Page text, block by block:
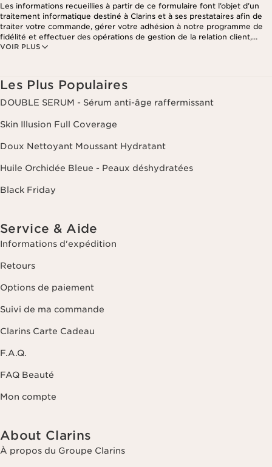
VOIR PLUS
Les informations recueillies à partir de ce formulaire font l’objet d’un
traitement informatique destiné à Clarins et à ses prestataires afin de
traiter votre commande, gérer votre adhésion à notre programme de
fidélité et effectuer des opérations de gestion de la relation client,
notamment pour vous adresser des offres personnalisées en fonction
Les Plus Populaires
DOUBLE SERUM - Sérum anti-âge raffermissant
Skin Illusion Full Coverage
Doux Nettoyant Moussant Hydratant
Huile Orchidée Bleue - Peaux déshydratées
Black Friday
Service & Aide
Informations d'expédition
Retours
Options de paiement
Suivi de ma commande
Clarins Carte Cadeau
F.A.Q.
FAQ Beauté
Mon compte
About Clarins
À propos du Groupe Clarins